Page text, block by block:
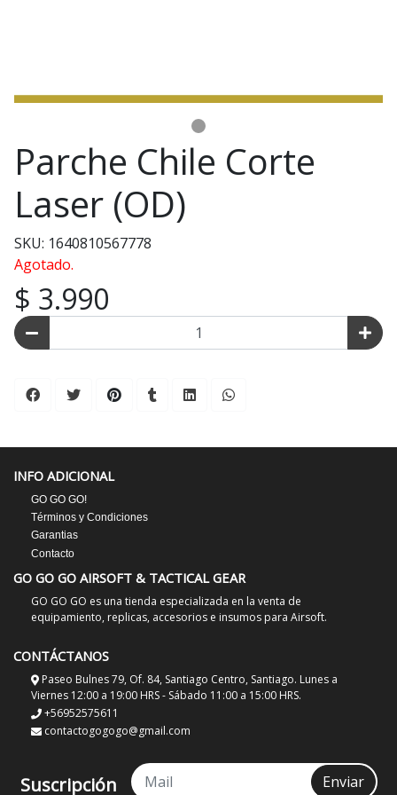
Parche Chile Corte
Laser (OD)
SKU: 1640810567778
Agotado.
$ 3.990
INFO ADICIONAL
GO GO GO!
Términos y Condiciones
Garantias
Contacto
GO GO GO AIRSOFT & TACTICAL GEAR
GO GO GO es una tienda especializada en la venta de
equipamiento, replicas, accesorios e insumos para Airsoft.
CONTÁCTANOS
Paseo Bulnes 79, Of. 84, Santiago Centro, Santiago. Lunes a
Viernes 12:00 a 19:00 HRS - Sábado 11:00 a 15:00 HRS.
+56952575611
contactogogogo@gmail.com
Suscripción Enviar